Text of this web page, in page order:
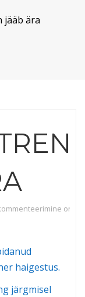
jääb ära
jääb ära
on
haigestus.
järgmisel